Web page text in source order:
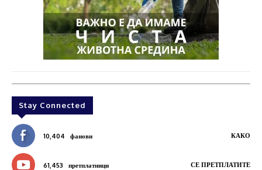
Stay Connected
10,404 фанови КАКО
61,453 претплатници СЕ ПРЕТПЛАТИТЕ